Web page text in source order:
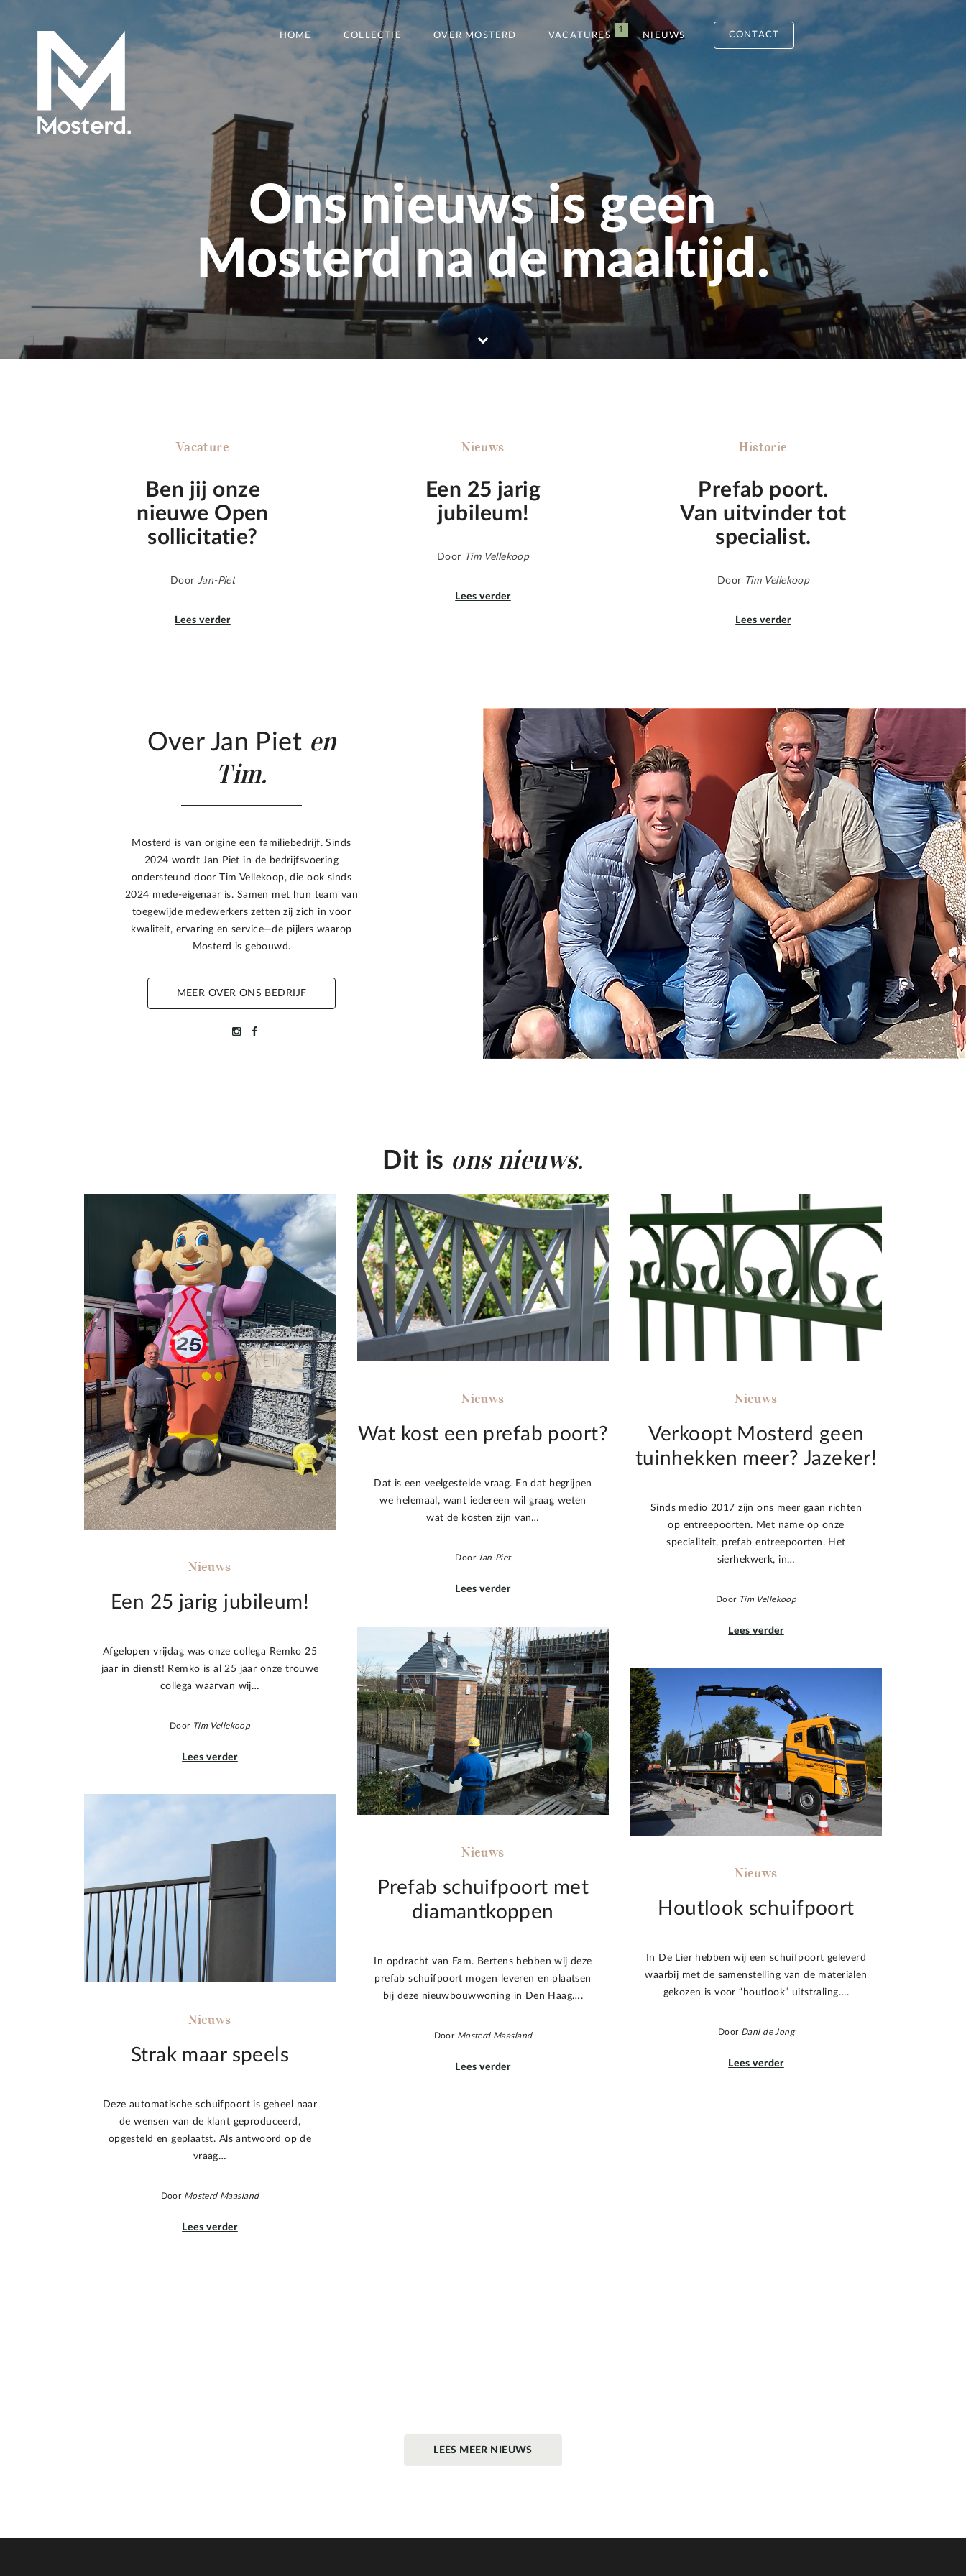
HOME COLLECTIE OVER MOSTERD VACATURES
1
NIEUWS CONTACT
Ons nieuws is geen
Mosterd na de maaltijd.
Vacature
Ben jij onze
nieuwe Open
sollicitatie?
Door Jan-Piet
Lees verder
Nieuws
Een 25 jarig
jubileum!
Door Tim Vellekoop
Lees verder
Historie
Prefab poort.
Van uitvinder tot
specialist.
Door Tim Vellekoop
Lees verder
Over Jan Piet en
Tim.
Mosterd is van origine een familiebedrijf. Sinds
2024 wordt Jan Piet in de bedrijfsvoering
ondersteund door Tim Vellekoop, die ook sinds
2024 mede-eigenaar is. Samen met hun team van
toegewijde medewerkers zetten zij zich in voor
kwaliteit, ervaring en service—de pijlers waarop
Mosterd is gebouwd.
MEER OVER ONS BEDRIJF
Dit is ons nieuws.
Nieuws
Een 25 jarig jubileum!
Afgelopen vrijdag was onze collega Remko 25
jaar in dienst! Remko is al 25 jaar onze trouwe
collega waarvan wij…
Door Tim Vellekoop
Lees verder
Nieuws
Wat kost een prefab poort?
Dat is een veelgestelde vraag. En dat begrijpen
we helemaal, want iedereen wil graag weten
wat de kosten zijn van…
Door Jan-Piet
Lees verder
Nieuws
Verkoopt Mosterd geen
tuinhekken meer? Jazeker!
Sinds medio 2017 zijn ons meer gaan richten
op entreepoorten. Met name op onze
specialiteit, prefab entreepoorten. Het
sierhekwerk, in…
Door Tim Vellekoop
Lees verder
Nieuws
Prefab schuifpoort met
diamantkoppen
In opdracht van Fam. Bertens hebben wij deze
prefab schuifpoort mogen leveren en plaatsen
bij deze nieuwbouwwoning in Den Haag….
Door Mosterd Maasland
Lees verder
Nieuws
Houtlook schuifpoort
In De Lier hebben wij een schuifpoort geleverd
waarbij met de samenstelling van de materialen
gekozen is voor “houtlook” uitstraling….
Door Dani de Jong
Lees verder
Nieuws
Strak maar speels
Deze automatische schuifpoort is geheel naar
de wensen van de klant geproduceerd,
opgesteld en geplaatst. Als antwoord op de
vraag…
Door Mosterd Maasland
Lees verder
LEES MEER NIEUWS